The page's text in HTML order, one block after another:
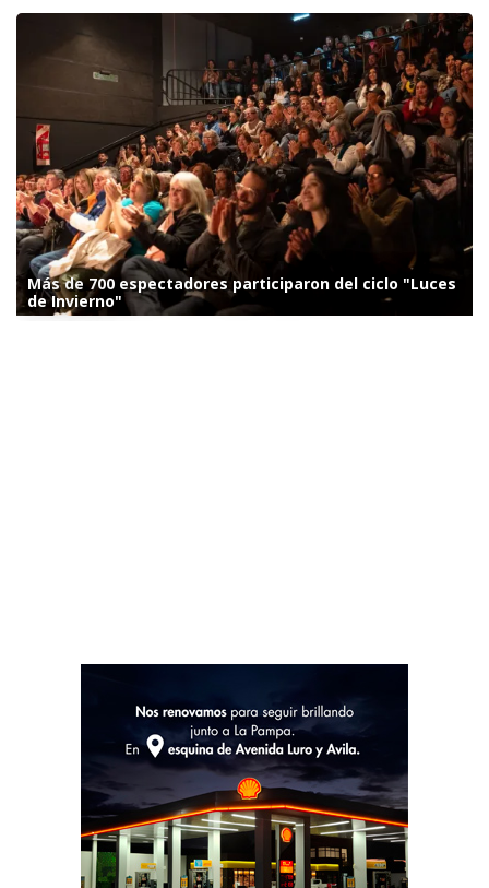
Más de 700 espectadores participaron del ciclo "Luces
de Invierno"